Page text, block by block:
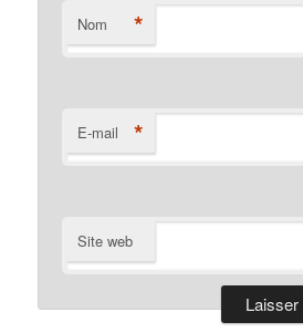
Nom *
E-mail *
Site web